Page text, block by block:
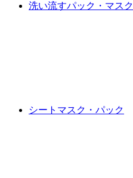
洗い流すパック・マスク
シートマスク・パック